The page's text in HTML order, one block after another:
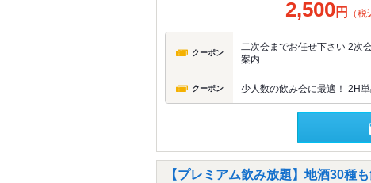
2,500円 （税
クーポン
二次会までお任せ下さい 2次
案内
クーポン 少人数の飲み会に最適！ 2H
【プレミアム飲み放題】地酒30種